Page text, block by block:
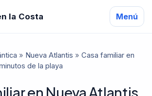
la Costa Menú
» Nueva Atlantis » Casa familiar en
de la playa
en Nueva Atlantis,